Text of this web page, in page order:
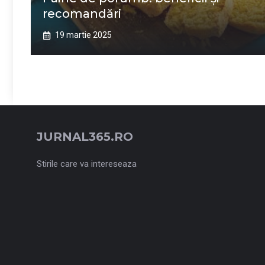
recomandări
19 martie 2025
JURNAL365.RO
Stirile care va intereseaza